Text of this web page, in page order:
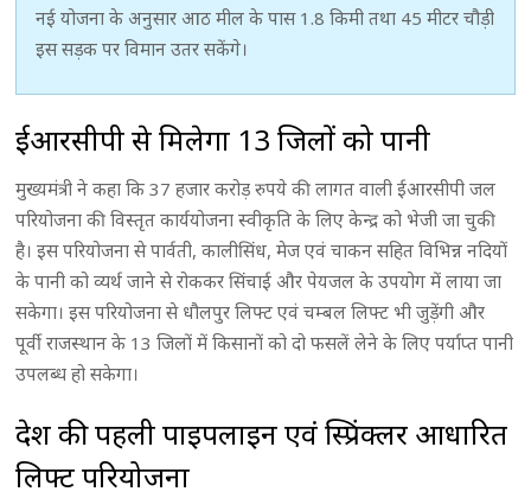
नई योजना के अनुसार आठ मील के पास 1.8 किमी तथा 45 मीटर चौड़ी
इस सड़क पर विमान उतर सकेंगे।
ईआरसीपी से मिलेगा 13 जिलों को पानी
मुख्यमंत्री ने कहा कि 37 हजार करोड़ रुपये की लागत वाली ईआरसीपी जल
परियोजना की विस्तृत कार्ययोजना स्वीकृति के लिए केन्द्र को भेजी जा चुकी
है। इस परियोजना से पार्वती, कालीसिंध, मेज एवं चाकन सहित विभिन्न नदियों
के पानी को व्यर्थ जाने से रोककर सिंचाई और पेयजल के उपयोग में लाया जा
सकेगा। इस परियोजना से धौलपुर लिफ्ट एवं चम्बल लिफ्ट भी जुड़ेंगी और
पूर्वी राजस्थान के 13 जिलों में किसानों को दो फसलें लेने के लिए पर्याप्त पानी
उपलब्ध हो सकेगा।
देश की पहली पाइपलाइन एवं स्प्रिंक्लर आधारित
लिफ्ट परियोजना